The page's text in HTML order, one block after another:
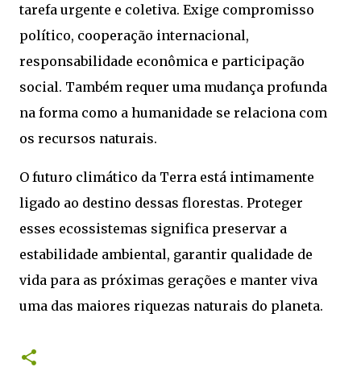
tarefa urgente e coletiva. Exige compromisso
político, cooperação internacional,
responsabilidade econômica e participação
social. Também requer uma mudança profunda
na forma como a humanidade se relaciona com
os recursos naturais.
O futuro climático da Terra está intimamente
ligado ao destino dessas florestas. Proteger
esses ecossistemas significa preservar a
estabilidade ambiental, garantir qualidade de
vida para as próximas gerações e manter viva
uma das maiores riquezas naturais do planeta.